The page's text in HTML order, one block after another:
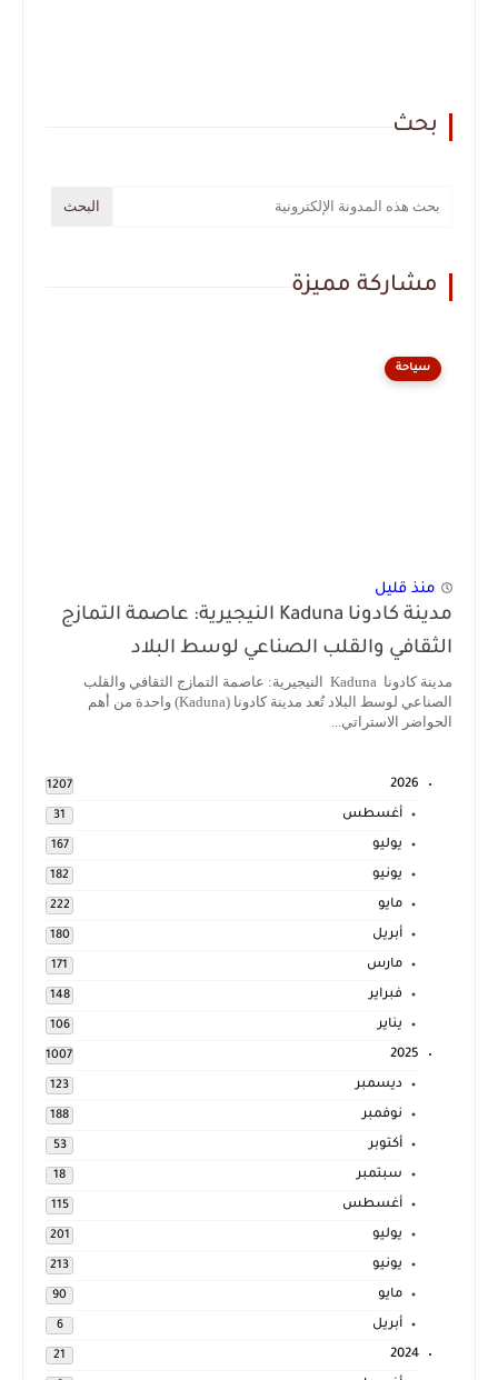
بحث
مشاركة مميزة
سياحة
منذ قليل
مدينة كادونا Kaduna النيجيرية: عاصمة التمازج
الثقافي والقلب الصناعي لوسط البلاد
مدينة كادونا Kaduna النيجيرية: عاصمة التمازج الثقافي والقلب
الصناعي لوسط البلاد تُعد مدينة كادونا (Kaduna) واحدة من أهم
الحواضر الاستراتي...
2026
1207
أغسطس 31
يوليو 167
يونيو 182
مايو 222
أبريل 180
مارس 171
فبراير 148
يناير 106
2025
1007
ديسمبر 123
نوفمبر 188
أكتوبر 53
سبتمبر 18
أغسطس 115
يوليو 201
يونيو 213
مايو 90
أبريل 6
2024
21